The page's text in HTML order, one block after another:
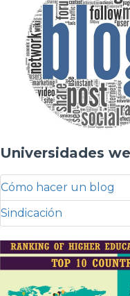
Universidades
Cómo hacer un blog
Sindicación